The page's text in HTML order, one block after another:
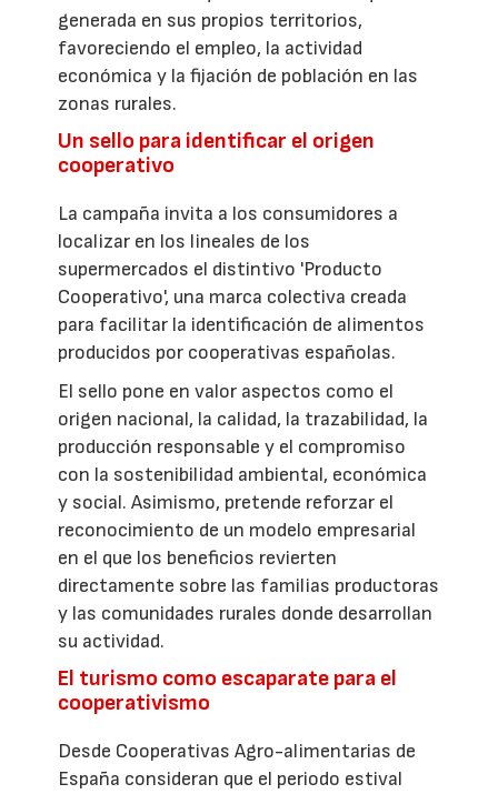
generada en sus propios territorios,
favoreciendo el empleo, la actividad
económica y la fijación de población en las
zonas rurales.
Un sello para identificar el origen
cooperativo
La campaña invita a los consumidores a
localizar en los lineales de los
supermercados el distintivo 'Producto
Cooperativo', una marca colectiva creada
para facilitar la identificación de alimentos
producidos por cooperativas españolas.
El sello pone en valor aspectos como el
origen nacional, la calidad, la trazabilidad, la
producción responsable y el compromiso
con la sostenibilidad ambiental, económica
y social. Asimismo, pretende reforzar el
reconocimiento de un modelo empresarial
en el que los beneficios revierten
directamente sobre las familias productoras
y las comunidades rurales donde desarrollan
su actividad.
El turismo como escaparate para el
cooperativismo
Desde Cooperativas Agro-alimentarias de
España consideran que el periodo estival